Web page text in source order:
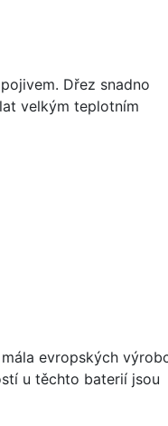
Dřez snadno
velkým teplotním
evropských
u těchto baterií jsou